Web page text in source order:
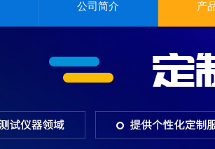
公司简介 产